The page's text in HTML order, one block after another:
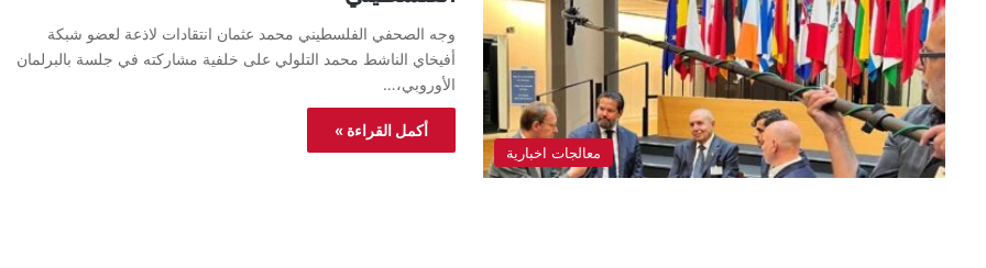
معالجات اخبارية
وجه الصحفي الفلسطيني محمد عثمان انتقادات لاذعة لعضو شبكة
أفيخاي الناشط محمد التلولي على خلفية مشاركته في جلسة بالبرلمان
الأوروبي،…
أكمل القراءة »